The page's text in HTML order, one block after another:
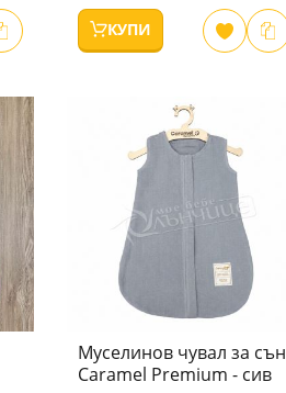
КУПИ
Муселинов чувал за сън
Caramel Premium - сив